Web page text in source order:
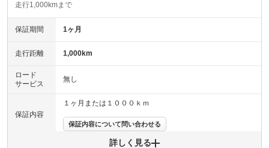
走行1,000kmまで
保証期間 1ヶ月
走行距離 1,000km
ロード
サービス
無し
保証内容
１ヶ月または１０００ｋｍ
保証内容について問い合わせる
詳しく見る